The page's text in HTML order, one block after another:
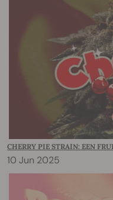
CHERRY PIE STRAIN: EEN
10 Jun 2025